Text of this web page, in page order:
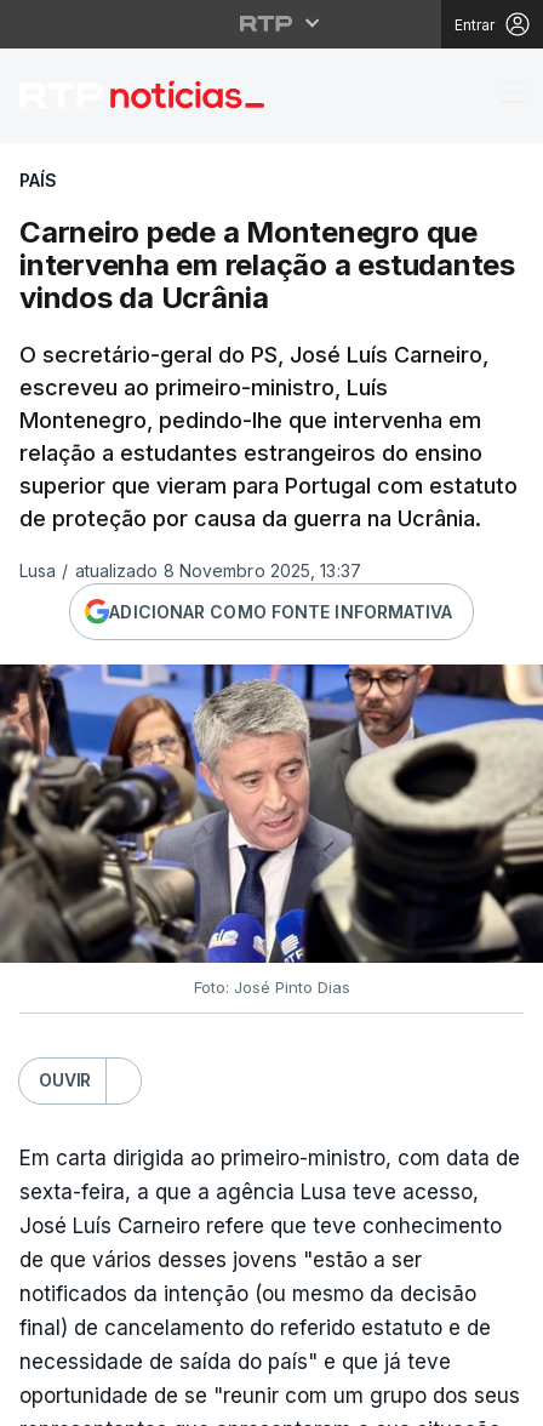
Entrar
Carneiro pede a
PAÍS
Carneiro pede a Montenegro que
intervenha em relação a estudantes
vindos da Ucrânia
O secretário-geral do PS, José Luís Carneiro,
escreveu ao primeiro-ministro, Luís
Montenegro, pedindo-lhe que intervenha em
relação a estudantes estrangeiros do ensino
superior que vieram para Portugal com estatuto
de proteção por causa da guerra na Ucrânia.
Lusa / atualizado 8 Novembro 2025, 13:37
ADICIONAR COMO FONTE INFORMATIVA
Foto: José Pinto Dias
OUVIR
Em carta dirigida ao primeiro-ministro, com data de
sexta-feira, a que a agência Lusa teve acesso,
José Luís Carneiro refere que teve conhecimento
de que vários desses jovens "estão a ser
notificados da intenção (ou mesmo da decisão
final) de cancelamento do referido estatuto e de
necessidade de saída do país" e que já teve
oportunidade de se "reunir com um grupo dos seus